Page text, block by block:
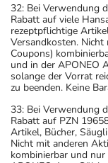
32: Bei Verwendung
Rabatt auf viele
rezeptpflichtige
Versandkosten.
Coupons)
und in der APONEO
solange der Vorrat
zu beenden. Keine
33: Bei Verwendung
Rabatt auf PZN
Artikel, Bücher,
Nicht mit anderen
kombinierbar und